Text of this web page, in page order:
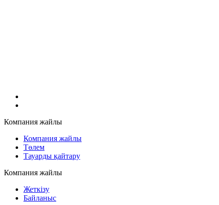
Компания жайлы
Компания жайлы
Төлем
Тауарды қайтару
Компания жайлы
Жеткізу
Байланыс